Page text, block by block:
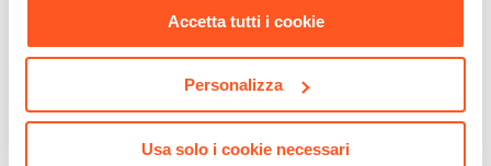
Accetta tutti i cookie
Personalizza
Usa solo i cookie necessari
Colore Seduta
CODICE:BH-LL1